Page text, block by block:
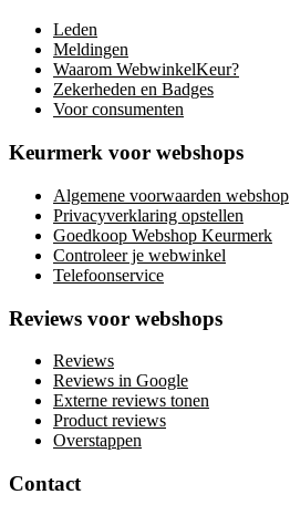
Leden
Meldingen
Waarom WebwinkelKeur?
Zekerheden en Badges
Voor consumenten
Keurmerk voor webshops
Algemene voorwaarden webshop
Privacyverklaring opstellen
Goedkoop Webshop Keurmerk
Controleer je webwinkel
Telefoonservice
Reviews voor webshops
Reviews
Reviews in Google
Externe reviews tonen
Product reviews
Overstappen
Contact